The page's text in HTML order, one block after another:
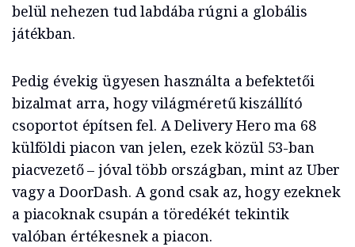
belül nehezen tud labdába rúgni a globális
játékban.
Pedig évekig ügyesen használta a befektetői
bizalmat arra, hogy világméretű kiszállító
csoportot építsen fel. A Delivery Hero ma 68
külföldi piacon van jelen, ezek közül 53-ban
piacvezető – jóval több országban, mint az Uber
vagy a DoorDash. A gond csak az, hogy ezeknek
a piacoknak csupán a töredékét tekintik
valóban értékesnek a piacon.